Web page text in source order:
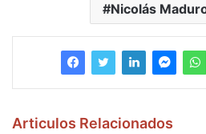
Nicolás
Articulos Relacionados